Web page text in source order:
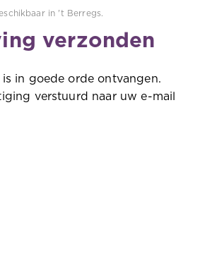
in 't Berregs.
verzonden
in goede orde ontvangen.
verstuurd naar uw e-mail